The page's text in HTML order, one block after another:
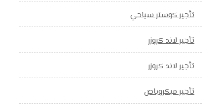
تأجير كوستر سياحي
تأجير لاند كروزر
تأجير لاند كروزر
تأجير ميكروباص